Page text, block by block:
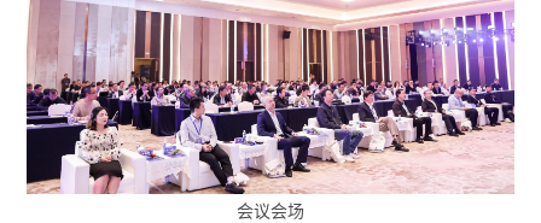
会议会场